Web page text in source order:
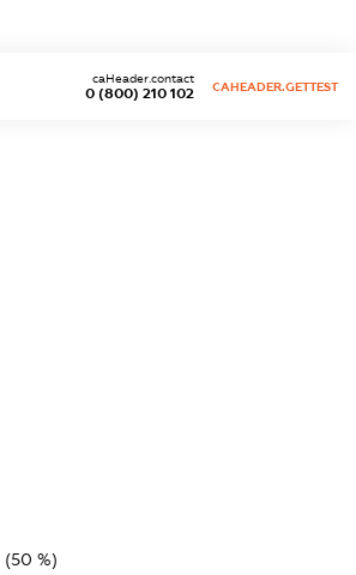
0 (800) 210 102
caHeader.contact
CAHEADER.GETTEST
(50 %)